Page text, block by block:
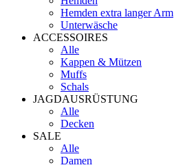
Hemden extra langer Arm
Unterwäsche
ACCESSOIRES
Alle
Kappen & Mützen
Muffs
Schals
JAGDAUSRÜSTUNG
Alle
Decken
SALE
Alle
Damen